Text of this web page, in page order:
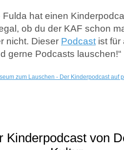
hat einen
ob du der KAF schon
nicht. Dieser Podcast ist für
gerne Podcasts lauschen!“
Kinderpodcast von